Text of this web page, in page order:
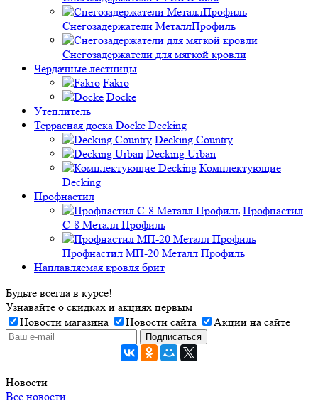
Снегозадержатели МеталлПрофиль
Снегозадержатели для мягкой кровли
Чердачные лестницы
Fakro
Docke
Утеплитель
Террасная доска Docke Decking
Decking Country
Decking Urban
Комплектующие
Decking
Профнастил
Профнастил
C-8 Металл Профиль
Профнастил МП-20 Металл Профиль
Наплавляемая кровля брит
Будьте всегда в курсе!
Узнавайте о скидках и акциях первым
Новости магазина
Новости сайта Акции на сайте
Новости
Все новости